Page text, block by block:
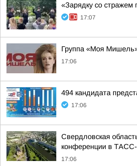
«Зарядку со стражем
17:07
Группа «Моя
17:06
494 кандидата
17:06
Свердловская
конференции в
17:06